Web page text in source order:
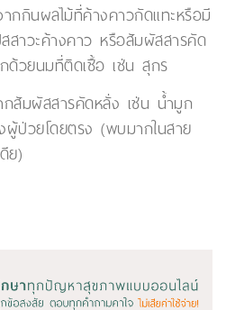
กกินผลไม้ที่ค้างคาวกัดแทะหรือมี
สาวะค้างคาว หรือสัมผัสสารคัด
ด้วยนมที่ติดเชื้อ เช่น สุกร
สัมผัสสารคัดหลั่ง เช่น น้ำมูก
ผู้ป่วยโดยตรง (พบมากในสาย
ย)